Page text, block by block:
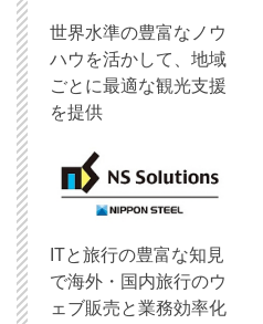
世界水準の豊富なノウ
ハウを活かして、地域
ごとに最適な観光支援
を提供
ITと旅行の豊富な知見
で海外・国内旅行のウ
ェブ販売と業務効率化